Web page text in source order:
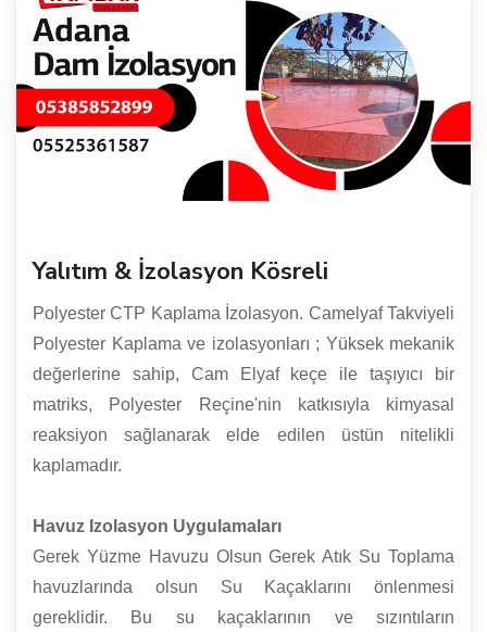
Yalıtım & İzolasyon Kösreli
Polyester CTP Kaplama İzolasyon. Camelyaf Takviyeli
Polyester Kaplama ve izolasyonları ; Yüksek mekanik
değerlerine sahip, Cam Elyaf keçe ile taşıyıcı bir
matriks, Polyester Reçine'nin katkısıyla kimyasal
reaksiyon sağlanarak elde edilen üstün nitelikli
kaplamadır.
Havuz Izolasyon Uygulamaları
Gerek Yüzme Havuzu Olsun Gerek Atık Su Toplama
havuzlarında olsun Su Kaçaklarını önlenmesi
gereklidir. Bu su kaçaklarının ve sızıntıların